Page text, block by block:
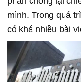
mình. Trong quá
có khá nhiều bài